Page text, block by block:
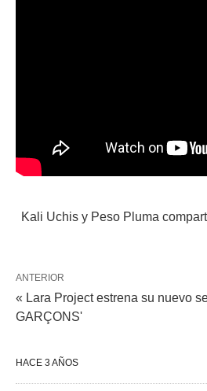
Kali Uchis y Peso Pluma
ANTERIOR
« Lara Project estrena su nuevo
GARÇONS'
HACE 3 AÑOS